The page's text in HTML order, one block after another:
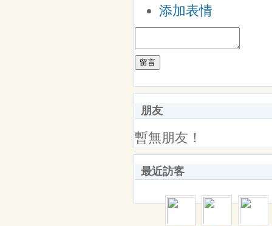
添加表情
留言
朋友
暫無朋友！
最近訪客